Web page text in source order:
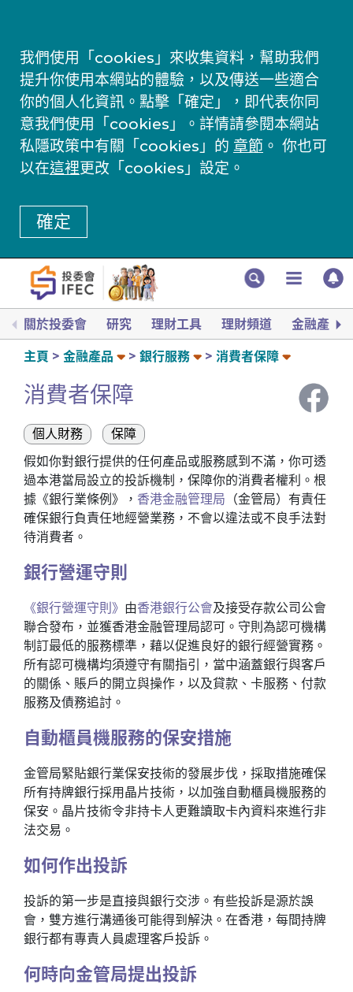
我們使用「cookies」來收集資料，幫助我們
提升你使用本網站的體驗，以及傳送一些適合
你的個人化資訊。點擊「確定」，即代表你同
意我們使用「cookies」。詳情請參閱本網站
私隱政策中有關「cookies」的 章節 。 你也可
以在這裡更改「cookies」設定。
確定
關於投委會 研究 理財工具 理財頻道 金融產品
主頁 金融產品 銀行服務 消費者保障
消費者保障
個人財務
保障
假如你對銀行提供的任何產品或服務感到不滿，你可透
過本港當局設立的投訴機制，保障你的消費者權利。根
據《銀行業條例》， 香港金融管理局 （金管局）有責任
確保銀行負責任地經營業務，不會以違法或不良手法對
待消費者。
銀行營運守則
《銀行營運守則》 由香港銀行公會及接受存款公司公會
聯合發布，並獲香港金融管理局認可。守則為認可機構
制訂最低的服務標準，藉以促進良好的銀行經營實務。
所有認可機構均須遵守有關指引，當中涵蓋銀行與客戶
的關係、賬戶的開立與操作，以及貸款、卡服務、付款
服務及債務追討。
自動櫃員機服務的保安措施
金管局緊貼銀行業保安技術的發展步伐，採取措施確保
所有持牌銀行採用晶片技術，以加強自動櫃員機服務的
保安。晶片技術令非持卡人更難讀取卡內資料來進行非
法交易。
如何作出投訴
投訴的第一步是直接與銀行交涉。有些投訴是源於誤
會，雙方進行溝通後可能得到解決。在香港，每間持牌
銀行都有專責人員處理客戶投訴。
何時向金管局提出投訴